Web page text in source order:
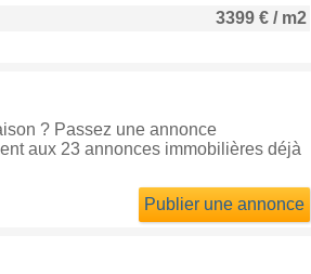
3399 € / m2
? Passez une annonce
aux 23 annonces immobilières déjà
Publier une annonce